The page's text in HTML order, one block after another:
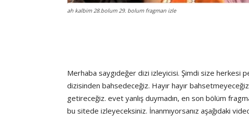
ah kalbim 28.bolum 29. bolum fragman izle
Merhaba saygıdeğer dizi izleyicisi. Şimdi size herkesi
dizisinden bahsedeceğiz. Hayır hayır
getireceğiz. evet yanlış duymadın, en son bölüm
bu sitede izleyeceksiniz. İnanmıyorsanız aşağıdaki